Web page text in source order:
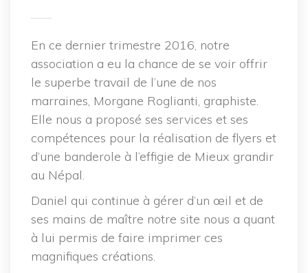
En ce dernier trimestre 2016, notre
association a eu la chance de se voir offrir
le superbe travail de l’une de nos
marraines, Morgane Roglianti, graphiste.
Elle nous a proposé ses services et ses
compétences pour la réalisation de flyers et
d’une banderole à l’effigie de Mieux grandir
au Népal.
Daniel qui continue à gérer d’un œil et de
ses mains de maître notre site nous a quant
à lui permis de faire imprimer ces
magnifiques créations.